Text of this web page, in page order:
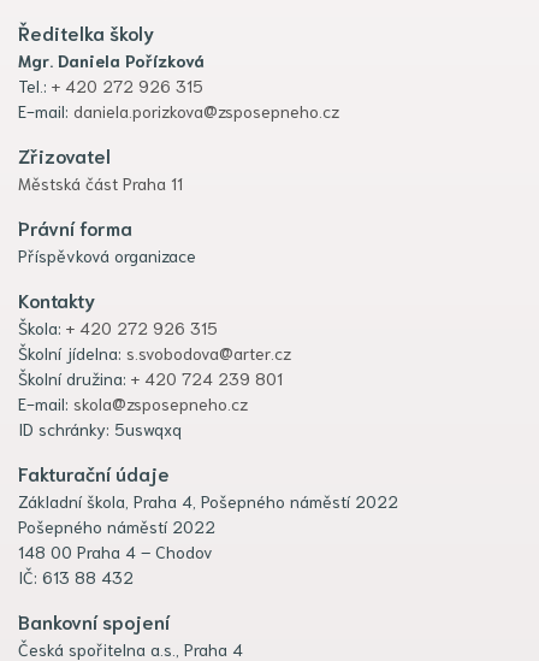
Ředitelka školy
Mgr. Daniela Pořízková
Tel.: + 420 272 926 315
E-mail: daniela.porizkova@zsposepneho.cz
Zřizovatel
Městská část Praha 11
Právní forma
Příspěvková organizace
Kontakty
Škola: + 420 272 926 315
Školní jídelna: s.svobodova@arter.cz
Školní družina: + 420 724 239 801
E-mail: skola@zsposepneho.cz
ID schránky: 5uswqxq
Fakturační údaje
Základní škola, Praha 4, Pošepného náměstí 2022
Pošepného náměstí 2022
148 00 Praha 4 – Chodov
IČ: 613 88 432
Bankovní spojení
Česká spořitelna a.s., Praha 4